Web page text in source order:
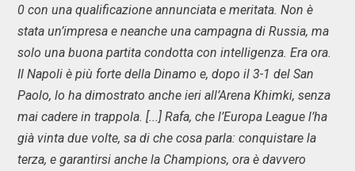
0 con una qualificazione annunciata e meritata. Non è
stata un’impresa e neanche una campagna di Russia, ma
solo una buona partita condotta con intelligenza. Era ora.
Il Napoli è più forte della Dinamo e, dopo il 3-1 del San
Paolo, lo ha dimostrato anche ieri all’Arena Khimki, senza
mai cadere in trappola. [...] Rafa, che l’Europa League l’ha
già vinta due volte, sa di che cosa parla: conquistare la
terza, e garantirsi anche la Champions, ora è davvero